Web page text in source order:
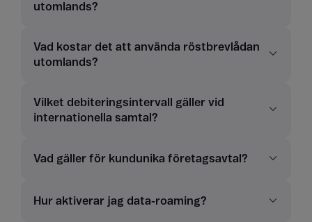
utomlands?
Vad kostar det att använda röstbrevlådan
utomlands?
Vilket debiteringsintervall gäller vid
internationella samtal?
Vad gäller för kundunika företagsavtal?
Hur aktiverar jag data-roaming?